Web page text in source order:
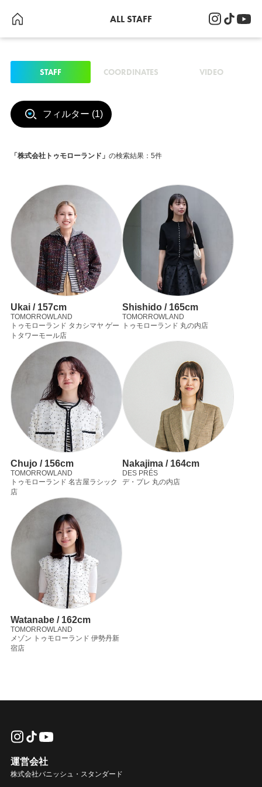
ALL STAFF
STAFF COORDINATES VIDEO
フィルター (1)
「株式会社トゥモローランド」 の検索結果：5件
Ukai / 157cm
TOMORROWLAND
トゥモローランド タカシマヤ ゲー
トタワーモール店
Shishido / 165cm
TOMORROWLAND
トゥモローランド 丸の内店
Chujo / 156cm
TOMORROWLAND
トゥモローランド 名古屋ラシック
店
Nakajima / 164cm
DES PRÉS
デ・プレ 丸の内店
Watanabe / 162cm
TOMORROWLAND
メゾン トゥモローランド 伊勢丹新
宿店
運営会社
株式会社バニッシュ・スタンダード